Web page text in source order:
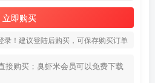
立即购买
录！建议登陆后购买，可保存购买订单
接购买；臭虾米会员可以免费下载